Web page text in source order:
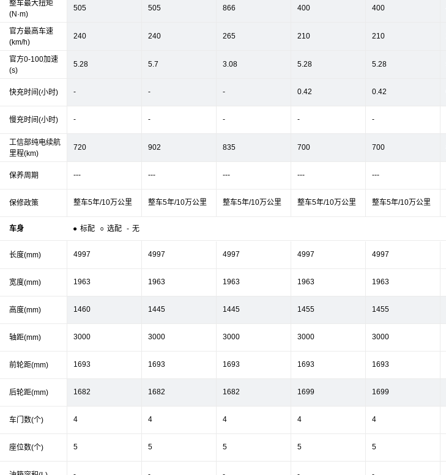
整车最大扭矩
(N·m)
官方最高车速
(km/h)
官方0-100加速
(s)
快充时间(小时)
慢充时间(小时)
工信部纯电续航
里程(km)
保养周期
保修政策
车身 ● 标配 ○ 选配 - 无
长度(mm)
宽度(mm)
高度(mm)
轴距(mm)
前轮距(mm)
后轮距(mm)
车门数(个)
座位数(个)
505 505 866 400 400
240 240 265 210 210
5.28 5.7 3.08 5.28 5.28
- - - 0.42 0.42
- - - - -
720 902 835 700 700
--- --- --- --- ---
整车5年/10万公里 整车5年/10万公里 整车5年/10万公里 整车5年/10万公里 整车5年/10万公里
4997 4997 4997 4997 4997
1963 1963 1963 1963 1963
1460 1445 1445 1455 1455
3000 3000 3000 3000 3000
1693 1693 1693 1693 1693
1682 1682 1682 1699 1699
4 4 4 4 4
5 5 5 5 5